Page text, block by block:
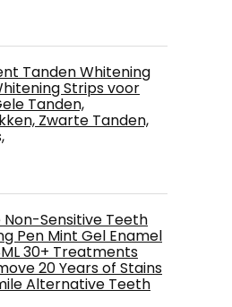
Tanden Whitening
Strips voor
Tanden,
Zwarte Tanden,
Non-Sensitive Teeth
Pen Mint Gel Enamel
30+ Treatments
20 Years of Stains
Alternative Teeth